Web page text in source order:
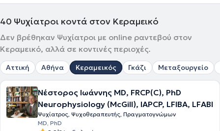
40 Ψυχίατροι κοντά στον Κεραμεικό
Δεν βρέθηκαν Ψυχίατροι με online ραντεβού στον
Κεραμεικό, αλλά σε κοντινές περιοχές.
Αττική Αθήνα Κεραμεικός Γκάζι Μεταξουργείο
Νέστορος Ιωάννης MD, FRCP(C), PhD
Neurophysiology (McGill), IAPCP, LFIBA, LFABI
Ψυχίατρος, Ψυχοθεραπευτής, Πραγματογνώμων
MD, PhD